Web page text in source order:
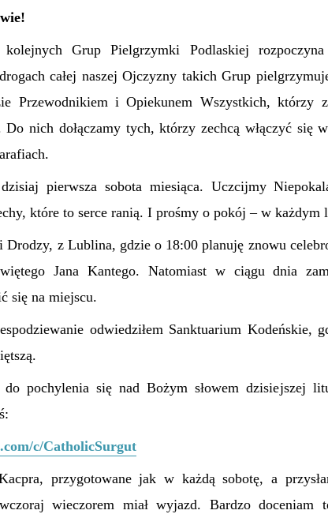
Grup Pielgrzymki Podlaskiej rozpoczyna
całej naszej Ojczyzny takich Grup
Przewodnikiem i Opiekunem Wszystkich, którzy
nich dołączamy tych, którzy zechcą włączyć się
pierwsza sobota miesiąca. Uczcijmy
które to serce ranią. I prośmy o pokój – w każdym
Drodzy, z Lublina, gdzie o 18:00 planuję znowu
Jana Kantego. Natomiast w ciągu dnia
się na miejscu.
odwiedziłem Sanktuarium Kodeńskie,
do pochylenia się nad Bożym słowem dzisiejszej
c/CatholicSurgut
przygotowane jak w każdą sobotę, a
wieczorem miał wyjazd. Bardzo doceniam